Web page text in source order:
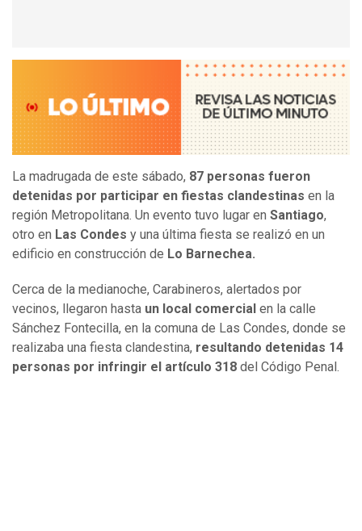
La madrugada de este sábado, 87 personas fueron
detenidas por participar en fiestas clandestinas en la
región Metropolitana. Un evento tuvo lugar en Santiago,
otro en Las Condes y una última fiesta se realizó en un
edificio en construcción de Lo Barnechea.
Cerca de la medianoche, Carabineros, alertados por
vecinos, llegaron hasta un local comercial en la calle
Sánchez Fontecilla, en la comuna de Las Condes, donde se
realizaba una fiesta clandestina, resultando detenidas 14
personas por infringir el artículo 318 del Código Penal.